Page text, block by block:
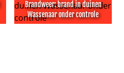
Brandweer: brand in duinen
Wassenaar onder controle